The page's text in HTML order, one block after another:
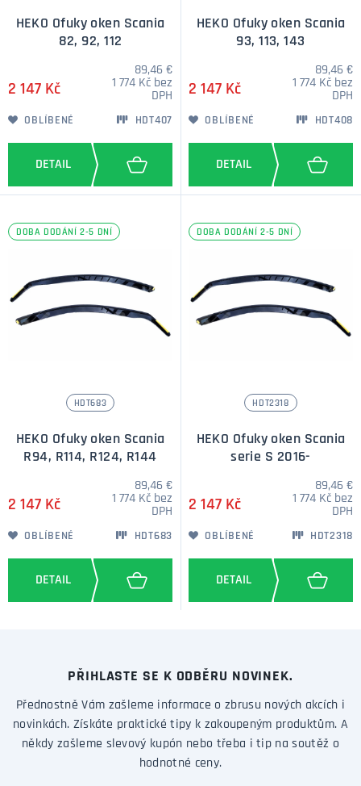
HEKO Ofuky oken Scania
82, 92, 112
2 147 Kč
89,46 €
1 774 Kč bez
DPH
OBLÍBENÉ HDT407
HEKO Ofuky oken Scania
93, 113, 143
2 147 Kč
89,46 €
1 774 Kč bez
DPH
OBLÍBENÉ HDT408
DOBA DODÁNÍ 2-5 DNÍ
HDT683
HEKO Ofuky oken Scania
R94, R114, R124, R144
2 147 Kč
89,46 €
1 774 Kč bez
DPH
OBLÍBENÉ HDT683
DOBA DODÁNÍ 2-5 DNÍ
HDT2318
HEKO Ofuky oken Scania
serie S 2016-
2 147 Kč
89,46 €
1 774 Kč bez
DPH
OBLÍBENÉ HDT2318
PŘIHLASTE SE K ODBĚRU NOVINEK.
Přednostně Vám zašleme informace o zbrusu nových akcích i
novinkách. Získáte praktické tipy k zakoupeným produktům. A
někdy zašleme slevový kupón nebo třeba i tip na soutěž o
hodnotné ceny.